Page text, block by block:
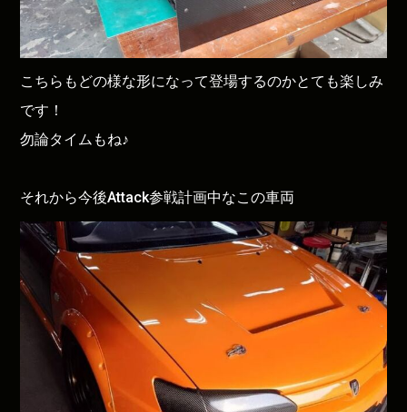
こちらもどの様な形になって登場するのかとても楽しみ
です！
勿論タイムもね♪
それから今後Attack参戦計画中なこの車両